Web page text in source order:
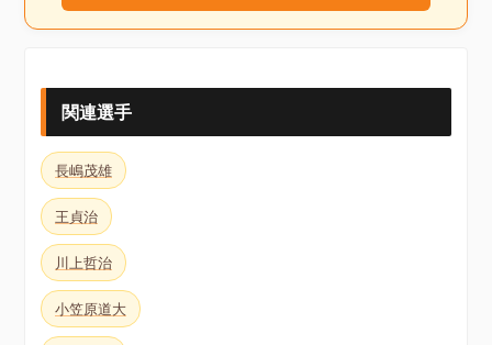
関連選手
長嶋茂雄
王貞治
川上哲治
小笠原道大